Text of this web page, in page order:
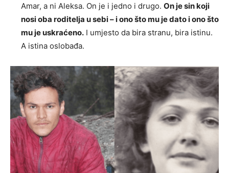
Amar, a ni Aleksa. On je i jedno i drugo. On je sin koji
nosi oba roditelja u sebi – i ono što mu je dato i ono što
mu je uskraćeno. I umjesto da bira stranu, bira istinu.
A istina oslobađa.